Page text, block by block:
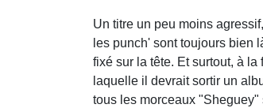
Un titre un peu moins
les punch' sont toujours bien
fixé sur la tête. Et surtout, à
laquelle il devrait sortir un
tous les morceaux "Sheguey"